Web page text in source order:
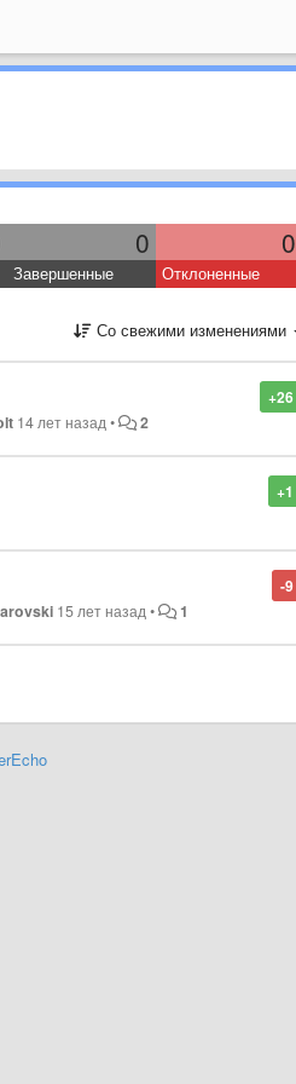
0 0
Завершенные Отклоненные
Со свежими изменениями
+26
14 лет назад• 2
+1
-9
15 лет назад• 1